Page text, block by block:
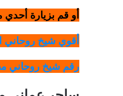
أو قم بزيارة أحدي
أقوي شيخ روحاني
رقم شيخ روحاني